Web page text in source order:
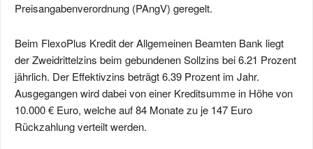
Preisangabenverordnung (PAngV) geregelt.
Beim FlexoPlus Kredit der Allgemeinen Beamten Bank liegt
der Zweidrittelzins beim gebundenen Sollzins bei 6.21 Prozent
jährlich. Der Effektivzins beträgt 6.39 Prozent im Jahr.
Ausgegangen wird dabei von einer Kreditsumme in Höhe von
10.000 € Euro, welche auf 84 Monate zu je 147 Euro
Rückzahlung verteilt werden.